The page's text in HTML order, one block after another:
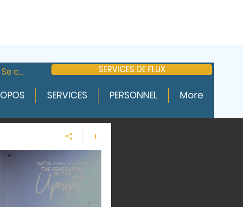
Se connecter SERVICES DE FLUX
SERVICES PERSONNEL More